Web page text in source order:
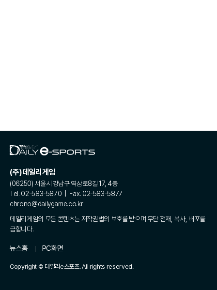
(주)데일리게임
(06250) 서울시 강남구 역삼로8길 17, 4층
Tel. 02-583-5870 | Fax. 02-583-5877
chrono@dailygame.co.kr
데일리게임의 모든 콘텐츠는 저작권법의 보호를 받으며 무단 전재, 복사, 배포를
금합니다.
뉴스홈 PC화면
Copyright © 데일리e스포츠. All rights reserved.